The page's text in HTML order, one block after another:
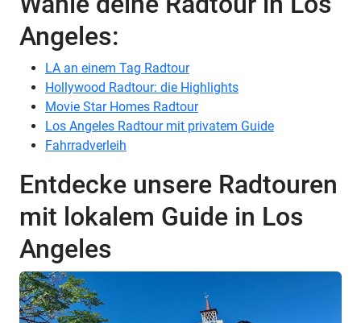
Angeles:
LA an einem Tag Radtour
Hollywood Radtour: die Highlights
Movie Star Homes Radtour
Los Angeles Radtour mit privatem Guide
Fahrradverleih
Entdecke unsere Radtouren
mit lokalem Guide in Los
Angeles